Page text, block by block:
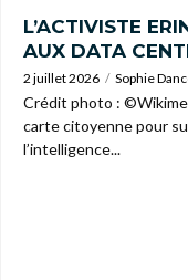
L’ACTIVISTE
AUX DATA
2 juillet 2026 Sophie
Crédit photo :
carte citoyenne pour
l’intelligence...